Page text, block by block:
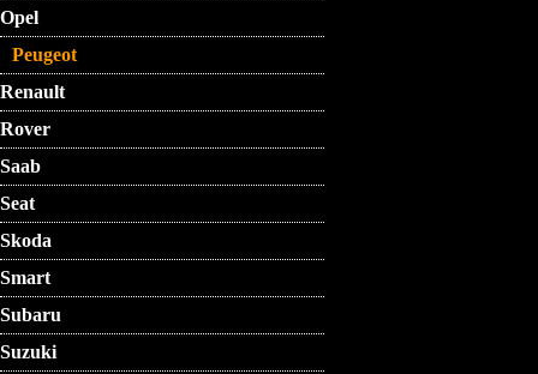
Opel
Peugeot
Renault
Rover
Saab
Seat
Skoda
Smart
Subaru
Suzuki